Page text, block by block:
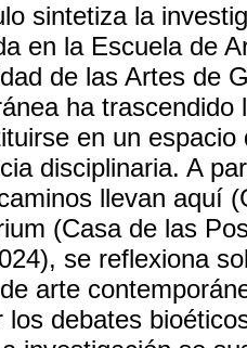
sintetiza la
en la Escuela de
de las Artes de
ha
en un
disciplinaria. A
llevan aquí
(Casa de las
se reflexiona
arte
los debates